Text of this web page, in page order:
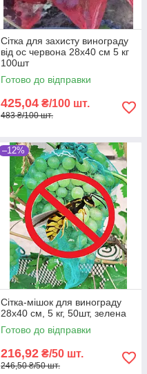
Сітка для захисту винограду
від ос червона 28х40 см 5 кг
100шт
Готово до відправки
425,04 ₴/100 шт.
483 ₴/100 шт.
–12%
Сітка-мішок для винограду
28х40 см, 5 кг, 50шт, зелена
Готово до відправки
216,92 ₴/50 шт.
246,50 ₴/50 шт.